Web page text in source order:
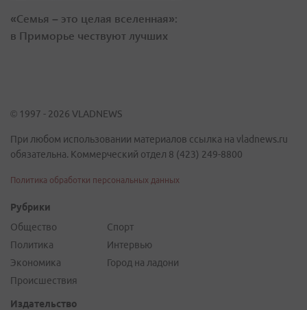
«Семья – это целая вселенная»:
в Приморье чествуют лучших
© 1997 - 2026 VLADNEWS
При любом использовании материалов ссылка на vladnews.ru
обязательна. Коммерческий отдел 8 (423) 249-8800
Политика обработки персональных данных
Рубрики
Общество
Политика
Экономика
Происшествия
Спорт
Интервью
Город на ладони
Издательство